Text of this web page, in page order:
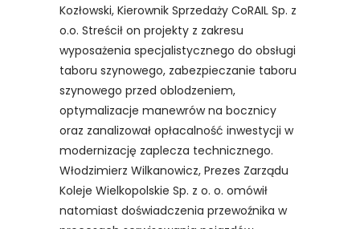
Kozłowski, Kierownik Sprzedaży CoRAIL Sp. z
o.o. Streścił on projekty z zakresu
wyposażenia specjalistycznego do obsługi
taboru szynowego, zabezpieczanie taboru
szynowego przed oblodzeniem,
optymalizacje manewrów na bocznicy
oraz zanalizował opłacalność inwestycji w
modernizację zaplecza technicznego.
Włodzimierz Wilkanowicz, Prezes Zarządu
Koleje Wielkopolskie Sp. z o. o. omówił
natomiast doświadczenia przewoźnika w